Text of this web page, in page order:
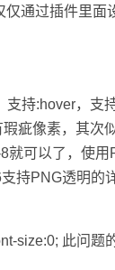
通过插件里面
持:hover，支
疵像素，其次
可以了，使
持PNG透明的
size:0; 此问题